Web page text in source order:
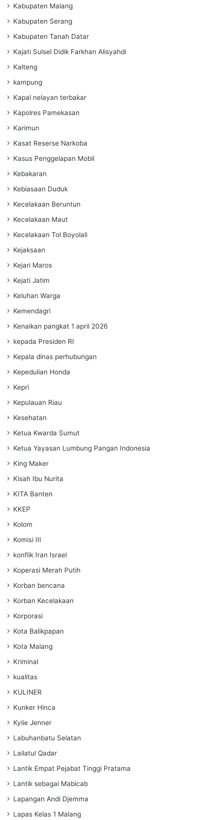
Kabupaten Malang
Kabupaten Serang
Kabupaten Tanah Datar
Kajati Sulsel Didik Farkhan Alisyahdi
Kalteng
kampung
Kapal nelayan terbakar
Kapolres Pamekasan
Karimun
Kasat Reserse Narkoba
Kasus Penggelapan Mobil
Kebakaran
Kebiasaan Duduk
Kecelakaan Beruntun
Kecelakaan Maut
Kecelakaan Tol Boyolali
Kejaksaan
Kejari Maros
Kejati Jatim
Keluhan Warga
Kemendagri
Kenaikan pangkat 1 april 2026
kepada Presiden RI
Kepala dinas perhubungan
Kepedulian Honda
Kepri
Kepulauan Riau
Kesehatan
Ketua Kwarda Sumut
Ketua Yayasan Lumbung Pangan Indonesia
King Maker
Kisah Ibu Nurita
KITA Banten
KKEP
Kolom
Komisi III
konflik Iran Israel
Koperasi Merah Putih
Korban bencana
Korban Kecelakaan
Korporasi
Kota Balikpapan
Kota Malang
Kriminal
kualitas
KULINER
Kunker Hinca
Kylie Jenner
Labuhanbatu Selatan
Lailatul Qadar
Lantik Empat Pejabat Tinggi Pratama
Lantik sebagai Mabicab
Lapangan Andi Djemma
Lapas Kelas 1 Malang